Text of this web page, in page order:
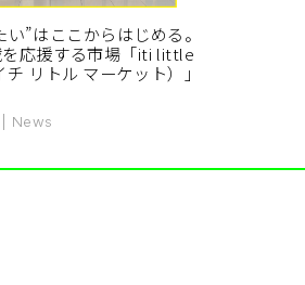
い”はここからはじめる。
応援する市場「iti little
リトル マーケット）」
News